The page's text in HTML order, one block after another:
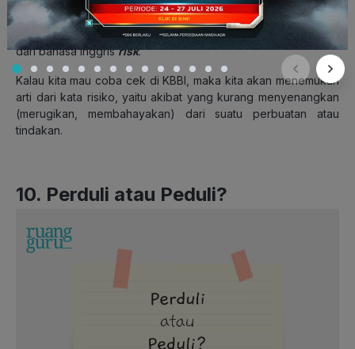
Masih sering menggunakan kataresiko? Mulai sekarang, ayo
ubah tulisanmu yang benar menjadirisiko! Kata ini diambil
dari bahasa Inggrisrisk.
Kalau kita mau coba cek di KBBI, maka kita akan menemukan
arti dari kata risiko, yaitu akibat yang kurang menyenangkan
(merugikan, membahayakan) dari suatu perbuatan atau
tindakan.
10. Perduli atau Peduli?